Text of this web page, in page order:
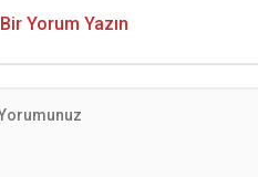
Bir Yorum Yazın